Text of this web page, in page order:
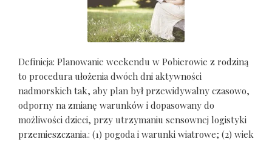
Definicja: Planowanie weekendu w Pobierowie z rodziną
to procedura ułożenia dwóch dni aktywności
nadmorskich tak, aby plan był przewidywalny czasowo,
odporny na zmianę warunków i dopasowany do
możliwości dzieci, przy utrzymaniu sensownej logistyki
przemieszczania.: (1) pogoda i warunki wiatrowe; (2) wiek